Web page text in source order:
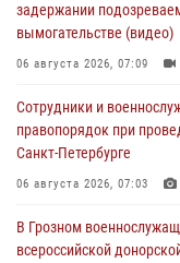
задержании
вымогательстве (видео)
06 августа 2026, 07:09
Сотрудники и
правопорядок при
Санкт-Петербурге
06 августа 2026, 07:03
В Грозном
всероссийской